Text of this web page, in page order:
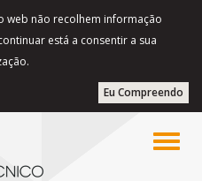
web não recolhem informação
está a consentir a sua
Eu Compreendo